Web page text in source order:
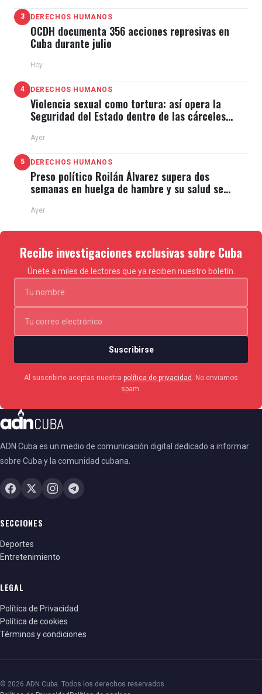
3 DERECHOS HUMANOS
OCDH documenta 356 acciones represivas en
Cuba durante julio
Hoy
4 DERECHOS HUMANOS
Violencia sexual como tortura: así opera la
Seguridad del Estado dentro de las cárceles
Ayer
5 DERECHOS HUMANOS
Preso político Roilán Álvarez supera dos
semanas en huelga de hambre y su salud se
Ayer
Recibe investigaciones exclusivas sobre Cuba
Únete a miles de lectores que ya reciben nuestro boletín.
Suscribirse
Al suscribirte aceptas nuestra política de privacidad
. No enviamos
spam.
ADN Cuba es un medio de comunicación digital dedicado a informar
sobre Cuba y la comunidad cubana.
SECCIONES
Deportes
Entretenimiento
LEGAL
Política de Privacidad
Política de cookies
Términos y condiciones
© 2026 ADN Cuba. Todos los derechos reservados.